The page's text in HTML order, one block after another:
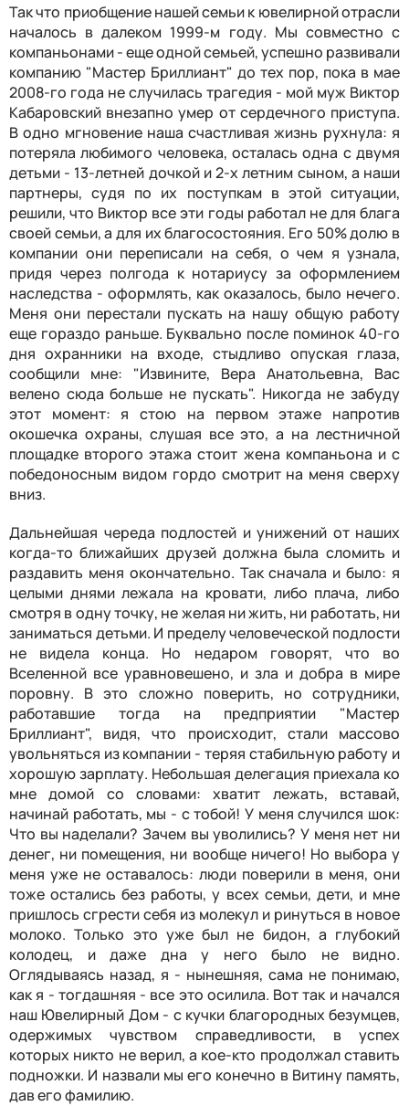
Так что приобщение нашей семьи к ювелирной отрасли
началось в далеком 1999-м году. Мы совместно с
компаньонами - еще одной семьей, успешно развивали
компанию "Мастер Бриллиант" до тех пор, пока в мае
2008-го года не случилась трагедия - мой муж Виктор
Кабаровский внезапно умер от сердечного приступа.
В одно мгновение наша счастливая жизнь рухнула: я
потеряла любимого человека, осталась одна с двумя
детьми - 13-летней дочкой и 2-х летним сыном, а наши
партнеры, судя по их поступкам в этой ситуации,
решили, что Виктор все эти годы работал не для блага
своей семьи, а для их благосостояния. Его 50% долю в
компании они переписали на себя, о чем я узнала,
придя через полгода к нотариусу за оформлением
наследства - оформлять, как оказалось, было нечего.
Меня они перестали пускать на нашу общую работу
еще гораздо раньше. Буквально после поминок 40-го
дня охранники на входе, стыдливо опуская глаза,
сообщили мне: "Извините, Вера Анатольевна, Вас
велено сюда больше не пускать". Никогда не забуду
этот момент: я стою на первом этаже напротив
окошечка охраны, слушая все это, а на лестничной
площадке второго этажа стоит жена компаньона и с
победоносным видом гордо смотрит на меня сверху
вниз.
Дальнейшая череда подлостей и унижений от наших
когда-то ближайших друзей должна была сломить и
раздавить меня окончательно. Так сначала и было: я
целыми днями лежала на кровати, либо плача, либо
смотря в одну точку, не желая ни жить, ни работать, ни
заниматься детьми. И пределу человеческой подлости
не видела конца. Но недаром говорят, что во
Вселенной все уравновешено, и зла и добра в мире
поровну. В это сложно поверить, но сотрудники,
работавшие тогда на предприятии "Мастер
Бриллиант", видя, что происходит, стали массово
увольняться из компании - теряя стабильную работу и
хорошую зарплату. Небольшая делегация приехала ко
мне домой со словами: хватит лежать, вставай,
начинай работать, мы - с тобой! У меня случился шок:
Что вы наделали? Зачем вы уволились? У меня нет ни
денег, ни помещения, ни вообще ничего! Но выбора у
меня уже не оставалось: люди поверили в меня, они
тоже остались без работы, у всех семьи, дети, и мне
пришлось сгрести себя из молекул и ринуться в новое
молоко. Только это уже был не бидон, а глубокий
колодец, и даже дна у него было не видно.
Оглядываясь назад, я - нынешняя, сама не понимаю,
как я - тогдашняя - все это осилила. Вот так и начался
наш Ювелирный Дом - с кучки благородных безумцев,
одержимых чувством справедливости, в успех
которых никто не верил, а кое-кто продолжал ставить
подножки. И назвали мы его конечно в Витину память,
дав его фамилию.